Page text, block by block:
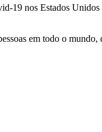
19 nos Estados
em todo o